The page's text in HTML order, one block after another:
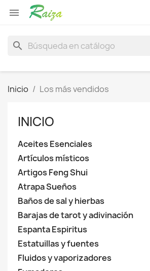

search
Inicio Los más vendidos
INICIO
Aceites Esenciales
Artículos místicos
Artigos Feng Shui
Atrapa Sueños
Baños de sal y hierbas
Barajas de tarot y adivinación
Espanta Espiritus
Estatuillas y fuentes
Fluidos y vaporizadores